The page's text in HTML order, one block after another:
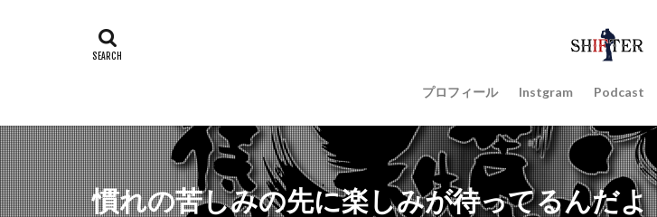
プロフィール Instgram Podcast
慣れの苦しみの先に楽しみが待ってるんだよ